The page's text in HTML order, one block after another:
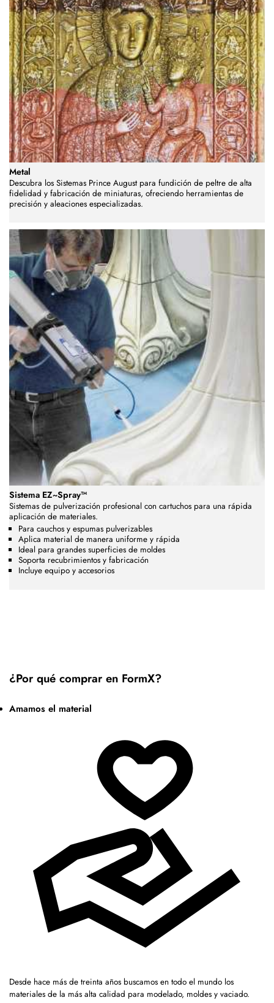
Metal
Descubra los Sistemas Prince August para fundición de peltre de alta
fidelidad y fabricación de miniaturas, ofreciendo herramientas de
precisión y aleaciones especializadas.
Sistema EZ~Spray™
Sistemas de pulverización profesional con cartuchos para una rápida
aplicación de materiales.
Para cauchos y espumas pulverizables
Aplica material de manera uniforme y rápida
Ideal para grandes superficies de moldes
Soporta recubrimientos y fabricación
Incluye equipo y accesorios
¿Por qué comprar en FormX?
Amamos el material
Desde hace más de treinta años buscamos en todo el mundo los
materiales de la más alta calidad para modelado, moldes y vaciado.